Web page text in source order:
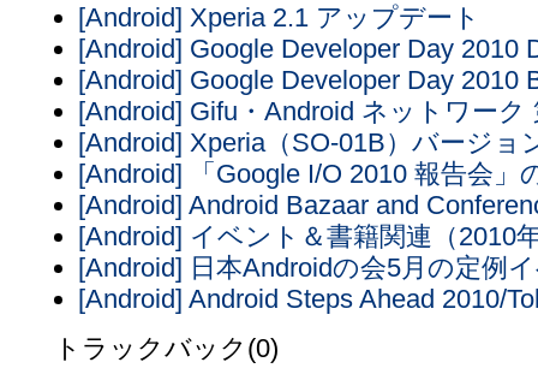
[Android] Xperia 2.1 アップデート
[Android] Google Developer Day 2010
[Android] Google Developer Day 2010
[Android] Gifu・Android ネットワーク
[Android] Xperia（SO-01B）バージョ
[Android] 「Google I/O 2010 報告会」
[Android] Android Bazaar and
[Android] イベント＆書籍関連（2010
[Android] 日本Androidの会5月の定例
[Android] Android Steps Ahead 2010/
トラックバック(0)